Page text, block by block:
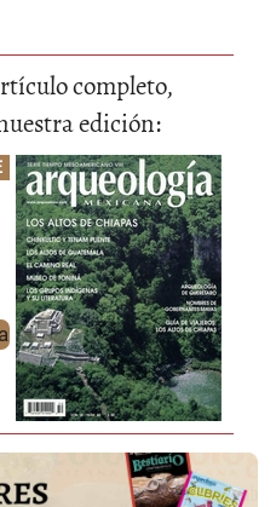
completo,
edición: